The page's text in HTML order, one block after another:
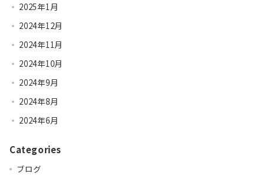
2025年1月
2024年12月
2024年11月
2024年10月
2024年9月
2024年8月
2024年6月
Categories
ブログ